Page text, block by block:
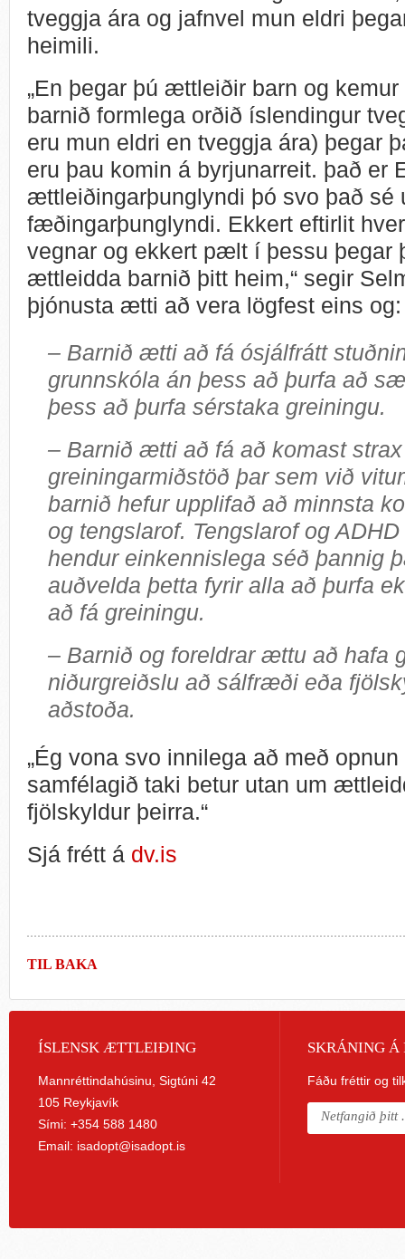
tveggja ára og jafnvel mun eldri
heimili.
„En þegar þú ættleiðir barn og
barnið formlega orðið íslendingur
eru mun eldri en tveggja ára) þegar
eru þau komin á byrjunarreit. það er
ættleiðingarþunglyndi þó svo það sé
fæðingarþunglyndi. Ekkert eftirlit
vegnar og ekkert pælt í þessu þegar
ættleidda barnið þitt heim,“ segir
þjónusta ætti að vera lögfest eins og:
– Barnið ætti að fá ósjálfrátt
grunnskóla án þess að þurfa að
þess að þurfa sérstaka greiningu.
– Barnið ætti að fá að komast
greiningarmiðstöð þar sem við
barnið hefur upplifað að minnsta
og tengslarof. Tengslarof og
hendur einkennislega séð þannig
auðvelda þetta fyrir alla að þurfa
að fá greiningu.
– Barnið og foreldrar ættu að hafa
niðurgreiðslu að sálfræði eða
aðstoða.
„Ég vona svo innilega að með
samfélagið taki betur utan um
fjölskyldur þeirra.“
Sjá frétt á dv.is
TIL BAKA
ÍSLENSK ÆTTLEIÐING
Mannréttindahúsinu, Sigtúni 42
105 Reykjavík
Sími: +354 588 1480
Email: isadopt@isadopt.is
SKRÁNING Á
Fáðu fréttir og